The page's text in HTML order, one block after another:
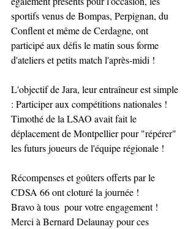
sportifs venus de Bompas, Perpignan, du
Conflent et même de Cerdagne, ont
participé aux défis le matin sous forme
d'ateliers et petits match l'après-midi !
L'objectif de Jara, leur entraîneur est simple
: Participer aux compétitions nationales !
Timothé de la LSAO avait fait le
déplacement de Montpellier pour "répérer"
les futurs joueurs de l'équipe régionale !
Récompenses et goûters offerts par le
CDSA 66 ont cloturé la journée !
Bravo à tous  pour votre engagement !
Merci à Bernard Delaunay pour ces